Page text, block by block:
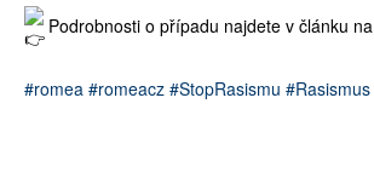
Podrobnosti o případu najdete v článku na
#romea #romeacz #StopRasismu #Rasismus